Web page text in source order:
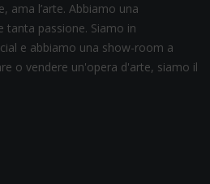
ama l’arte. Abbiamo una
tanta passione. Siamo in
e abbiamo una show-room a
o vendere un'opera d'arte, siamo il